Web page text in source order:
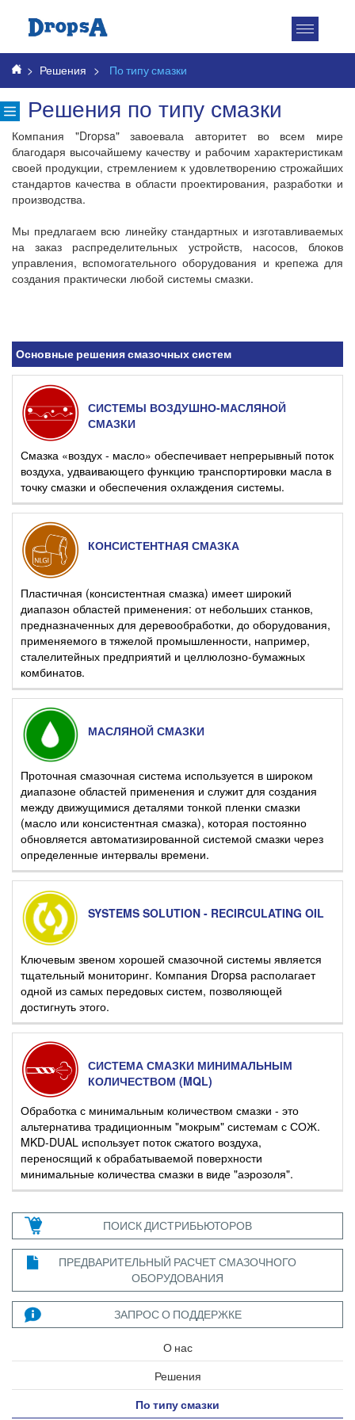
Toggle
> Решения > По типу смазки
Решения по типу смазки
Компания "Dropsa" завоевала авторитет во всем мире
благодаря высочайшему качеству и рабочим характеристикам
своей продукции, стремлением к удовлетворению строжайших
стандартов качества в области проектирования, разработки и
производства.
Мы предлагаем всю линейку стандартных и изготавливаемых
на заказ распределительных устройств, насосов, блоков
управления, вспомогательного оборудования и крепежа для
создания практически любой системы смазки.
Основные решения смазочных систем
СИСТЕМЫ ВОЗДУШНО-МАСЛЯНОЙ
СМАЗКИ
Смазка «воздух - масло» обеспечивает непрерывный поток
воздуха, удваивающего функцию транспортировки масла в
точку смазки и обеспечения охлаждения системы.
КОНСИСТЕНТНАЯ СМАЗКА
Пластичная (консистентная смазка) имеет широкий
диапазон областей применения: от небольших станков,
предназначенных для деревообработки, до оборудования,
применяемого в тяжелой промышленности, например,
сталелитейных предприятий и целлюлозно-бумажных
комбинатов.
МАСЛЯНОЙ СМАЗКИ
Проточная смазочная система используется в широком
диапазоне областей применения и служит для создания
между движущимися деталями тонкой пленки смазки
(масло или консистентная смазка), которая постоянно
обновляется автоматизированной системой смазки через
определенные интервалы времени.
SYSTEMS SOLUTION - RECIRCULATING OIL
Ключевым звеном хорошей смазочной системы является
тщательный мониторинг. Компания Dropsa располагает
одной из самых передовых систем, позволяющей
достигнуть этого.
СИСТЕМА СМАЗКИ МИНИМАЛЬНЫМ
КОЛИЧЕСТВОМ (MQL)
Обработка с минимальным количеством смазки - это
альтернатива традиционным "мокрым" системам с СОЖ.
MKD-DUAL использует поток сжатого воздуха,
переносящий к обрабатываемой поверхности
минимальные количества смазки в виде "аэрозоля".
ПОИСК ДИСТРИБЬЮТОРОВ
ПРЕДВАРИТЕЛЬНЫЙ РАСЧЕТ СМАЗОЧНОГО
ОБОРУДОВАНИЯ
ЗАПРОС О ПОДДЕРЖКЕ
О нас
Решения
По типу смазки